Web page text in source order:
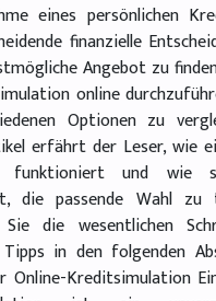
eines persönlichen
finanzielle
Angebot zu
online
Optionen zu
erfährt der Leser, wie
funktioniert und wie
die passende Wahl
Sie die wesentlichen
in den folgenden
Online-Kreditsimulation